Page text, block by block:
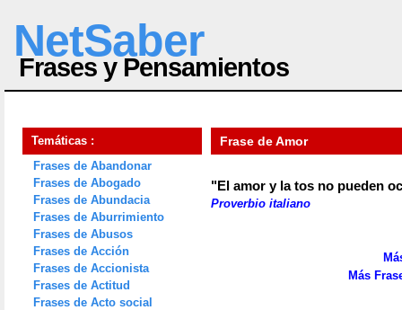
NetSaber
Frases y Pensamientos
Temáticas :
Frases de Abandonar
Frases de Abogado
Frases de Abundacia
Frases de Aburrimiento
Frases de Abusos
Frases de Acción
Frases de Accionista
Frases de Actitud
Frases de Acto social
Frase de Amor
"El amor y la tos no pueden
Proverbio italiano
Más